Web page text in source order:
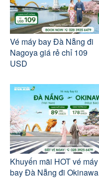
Vé máy bay Đà Nẵng đi
Nagoya giá rẻ chỉ 109
USD
Khuyến mãi HOT vé máy
bay Đà Nẵng đi Okinawa